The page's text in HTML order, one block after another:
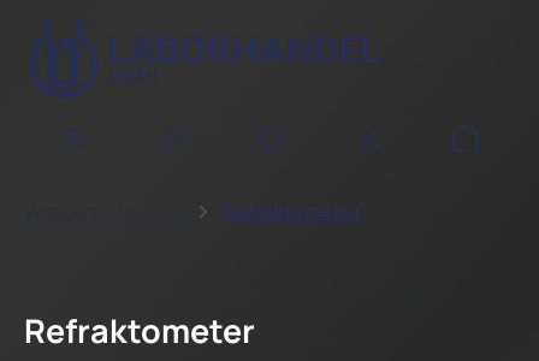
Zum Hauptinhalt springen
Refraktometer
Refraktometer